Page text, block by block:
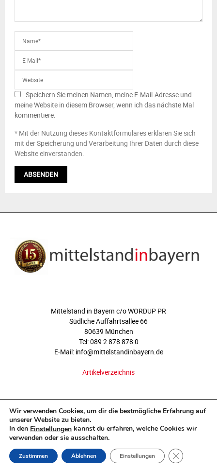
Speichern Sie meinen Namen, meine E-Mail-Adresse und
meine Website in diesem Browser, wenn ich das nächste Mal
kommentiere.
* Mit der Nutzung dieses Kontaktformulares erklären Sie sich
mit der Speicherung und Verarbeitung Ihrer Daten durch diese
Website einverstanden.
Mittelstand in Bayern c/o WORDUP PR
Südliche Auffahrtsallee 66
80639 München
Tel: 089 2 878 878 0
E-Mail: info@mittelstandinbayern.de
Artikelverzeichnis
©2011-2026 - www.mittelstandinbayern.de.
Wir verwenden Cookies, um dir die bestmögliche Erfahrung auf
unserer Website zu bieten.
In den Einstellungen kannst du erfahren, welche Cookies wir
verwenden oder sie ausschalten.
Zustimmen Ablehnen Einstellungen GDPR